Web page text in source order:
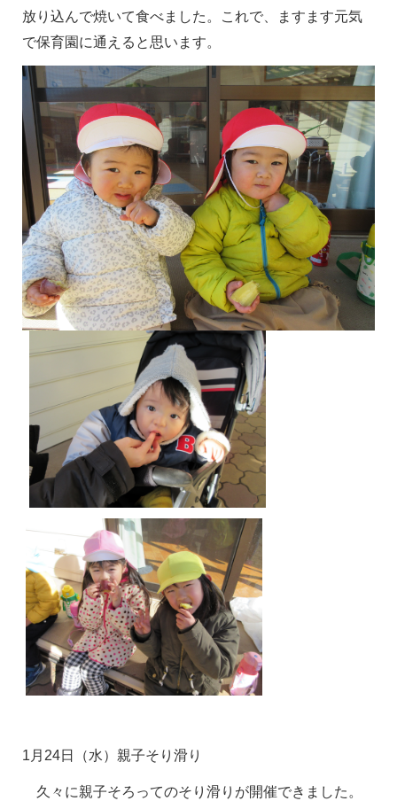
放り込んで焼いて食べました。これで、ますます元気
で保育園に通えると思います。
1 月24日（水）親子そり滑り
久々に親子そろってのそり滑りが開催できました。